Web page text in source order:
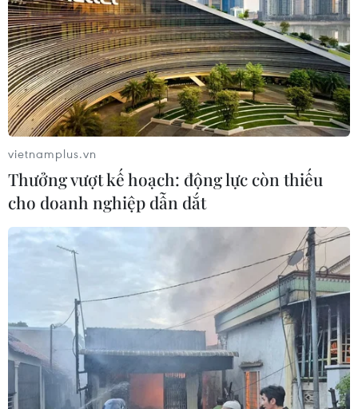
nghị cấp cao APEC 2027
06/08/2026 04:31
Doanh nghiệp Trung Quốc đánh giá
cao triển vọng hợp tác cơ giới hóa
nông nghiệp với Việt Nam
suất nếu lạm phát không sớm hạ
06/08/2026 03:46
Sản lượng vàng của Trung Quốc
giảm trong nửa đầu năm 2026
06/08/2026 03:41
vietnamplus.vn
Thưởng vượt kế hoạch: động lực còn thiếu
cho doanh nghiệp dẫn dắt